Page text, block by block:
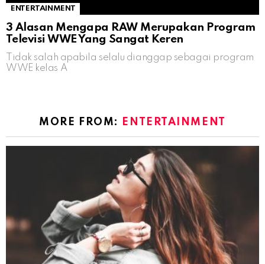
ENTERTAINMENT
3 Alasan Mengapa RAW Merupakan Program
Televisi WWE Yang Sangat Keren
Tidak salah apabila selalu dianggap sebagai program
WWE kelas A
MORE FROM: ENTERTAINMENT